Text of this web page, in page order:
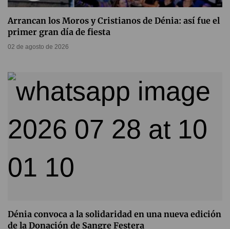
Arrancan los Moros y Cristianos de Dénia: así fue el
primer gran día de fiesta
02 de agosto de 2026
Dénia convoca a la solidaridad en una nueva edición
de la Donación de Sangre Festera